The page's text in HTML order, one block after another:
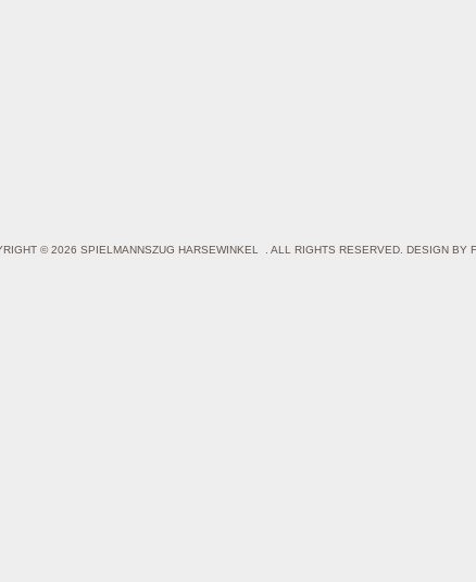
© 2026 SPIELMANNSZUG HARSEWINKEL . ALL RIGHTS RESERVED. DESIGN BY